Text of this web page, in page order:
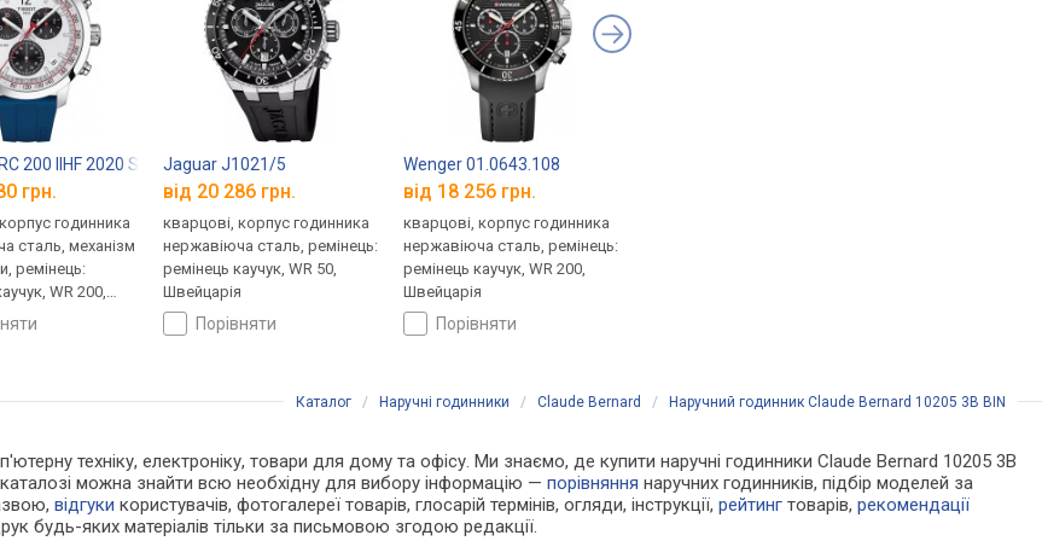
200 IIHF 2020 Special Edition T114.417.17.037.00
грн.
годинника
сталь, механізм
ремінець:
WR 200,
Jaguar J1021/5
від 20 286 грн.
кварцові, корпус годинника
нержавіюча сталь, ремінець:
ремінець каучук, WR 50,
Швейцарія
порівняти
Wenger 01.0643.108
від 18 256 грн.
кварцові, корпус годинника
нержавіюча сталь, ремінець:
ремінець каучук, WR 200,
Швейцарія
порівняти
Каталог / Наручні годинники / Claude Bernard / Наручний годинник Claude Bernard 10205 3B BIN
техніку, електроніку, товари для дому та офісу. Ми знаємо, де купити наручні годинники Claude Bernard 10205 3B
можна знайти всю необхідну для вибору інформацію —порівняння наручних годинників, підбір моделей за
відгуки користувачів, фотогалереї товарів, глосарій термінів, огляди, інструкції,рейтинг товарів,рекомендації
будь-яких матеріалів тільки за письмовою згодою редакції.